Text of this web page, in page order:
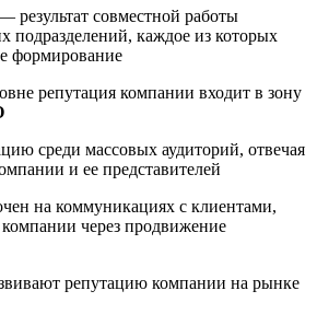
результат совместной работы
подразделений, каждое из которых
формирование
репутация компании входит в зону
среди массовых аудиторий, отвечая
и ее представителей
на коммуникациях с клиентами,
через продвижение
репутацию компании на рынке